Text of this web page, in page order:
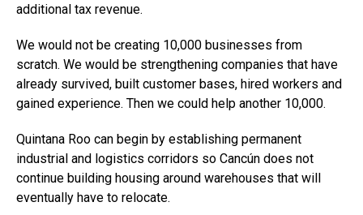
additional tax revenue.
We would not be creating 10,000 businesses from
scratch. We would be strengthening companies that have
already survived, built customer bases, hired workers and
gained experience. Then we could help another 10,000.
Quintana Roo can begin by establishing permanent
industrial and logistics corridors so Cancún does not
continue building housing around warehouses that will
eventually have to relocate.